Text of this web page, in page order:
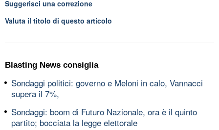
Suggerisci una correzione
Valuta il titolo di questo articolo
Blasting News consiglia
Sondaggi politici: governo e Meloni in calo, Vannacci
supera il 7%,
Sondaggi: boom di Futuro Nazionale, ora è il quinto
partito; bocciata la legge elettorale